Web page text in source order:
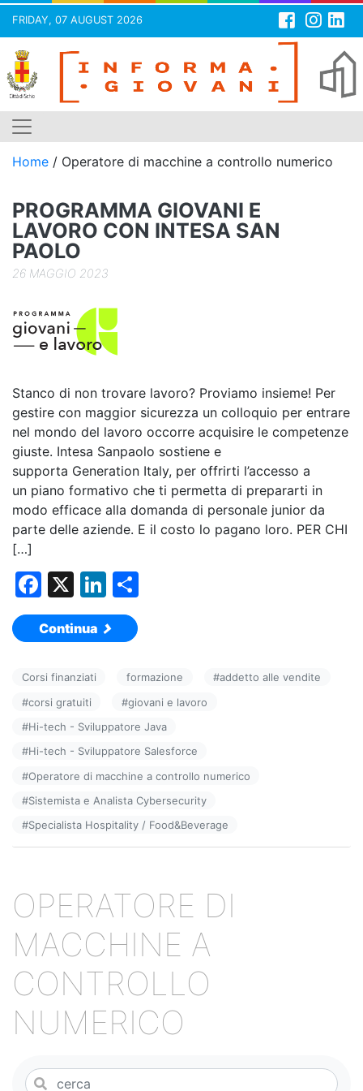
FRIDAY, 07 AUGUST 2026
Skip
content
Home / Operatore di macchine a controllo numerico
PROGRAMMA GIOVANI E
LAVORO CON INTESA SAN
PAOLO
26 MAGGIO 2023
Stanco di non trovare lavoro? Proviamo insieme! Per
gestire con maggior sicurezza un colloquio per entrare
nel mondo del lavoro occorre acquisire le competenze
giuste. Intesa Sanpaolo sostiene e
supporta Generation Italy, per offrirti l’accesso a
un piano formativo che ti permetta di prepararti in
modo efficace alla domanda di personale junior da
parte delle aziende. E il costo lo pagano loro. PER CHI
[…]
F
a
c
b
o
o
k
X
Li
n
k
dI vi
di
Continua
Corsi finanziati formazione #addetto alle vendite
#corsi gratuiti #giovani e lavoro
#Hi-tech - Sviluppatore Java
#Hi-tech - Sviluppatore Salesforce
#Operatore di macchine a controllo numerico
#Sistemista e Analista Cybersecurity
#Specialista Hospitality / Food&Beverage
OPERATORE DI
MACCHINE A
CONTROLLO
NUMERICO